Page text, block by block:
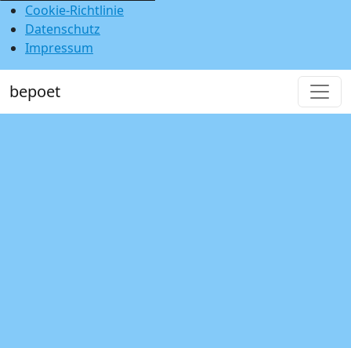
Cookie-Richtlinie
Datenschutz
Impressum
bepoet